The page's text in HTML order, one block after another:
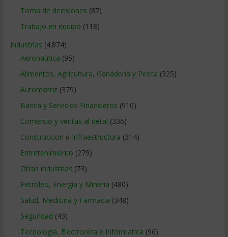
Toma de decisiones (87)
Trabajo en equipo (118)
Industrias (4.874)
Aeronautica (95)
Alimentos, Agricultura, Ganaderia y Pesca (325)
Automotriz(379)
Banca y Servicios Financieros (910)
Comercio y ventas al detal (336)
Construccion e Infraestructura (314)
Entretenimiento (279)
Otras industrias (73)
Petroleo, Energia y Mineria (480)
Salud, Medicina y Farmacia (348)
Seguridad (43)
Tecnologia, Electronica e Informatica (96)